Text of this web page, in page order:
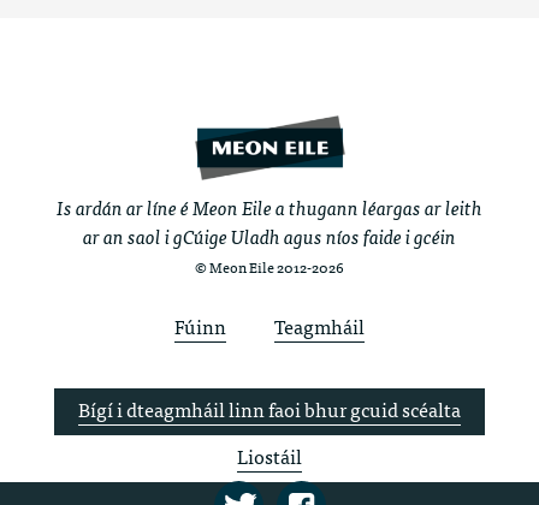
Is ardán ar líne é Meon Eile a thugann léargas ar leith
ar an saol i gCúige Uladh agus níos faide i gcéin
© Meon Eile 2012-2026
Fúinn Teagmháil
Bígí i dteagmháil linn faoi bhur gcuid scéalta
Liostáil